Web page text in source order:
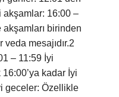
akşamlar: 16:00 –
birinden
veda mesajıdır.2
– 11:59 İyi
kadar İyi
geceler: Özellikle